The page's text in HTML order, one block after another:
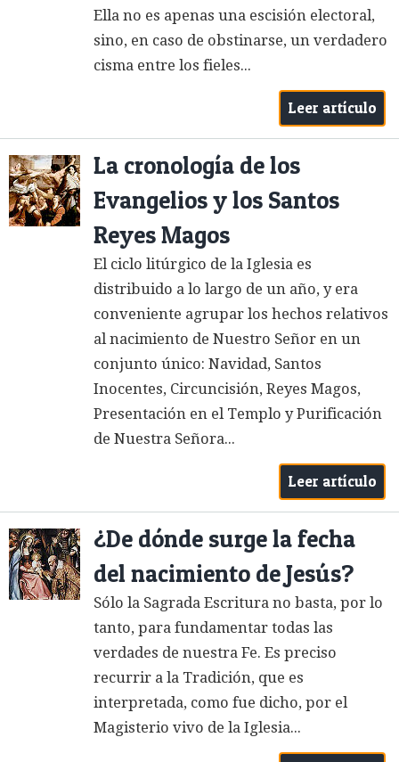
Ella no es apenas una escisión electoral,
sino, en caso de obstinarse, un verdadero
cisma entre los fieles...
Leer artículo
La cronología de los
Evangelios y los Santos
Reyes Magos
El ciclo litúrgico de la Iglesia es
distribuido a lo largo de un año, y era
conveniente agrupar los hechos relativos
al nacimiento de Nuestro Señor en un
conjunto único: Navidad, Santos
Inocentes, Circuncisión, Reyes Magos,
Presentación en el Templo y Purificación
de Nuestra Señora...
Leer artículo
¿De dónde surge la fecha
del nacimiento de Jesús?
Sólo la Sagrada Escritura no basta, por lo
tanto, para fundamentar todas las
verdades de nuestra Fe. Es preciso
recurrir a la Tradición, que es
interpretada, como fue dicho, por el
Magisterio vivo de la Iglesia...